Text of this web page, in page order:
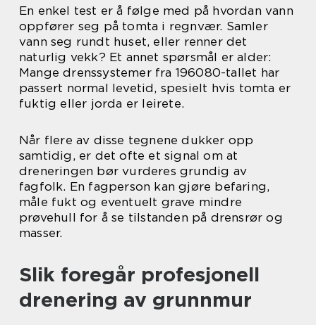
En enkel test er å følge med på hvordan vann
oppfører seg på tomta i regnvær. Samler
vann seg rundt huset, eller renner det
naturlig vekk? Et annet spørsmål er alder:
Mange drenssystemer fra 196080-tallet har
passert normal levetid, spesielt hvis tomta er
fuktig eller jorda er leirete.
Når flere av disse tegnene dukker opp
samtidig, er det ofte et signal om at
dreneringen bør vurderes grundig av
fagfolk. En fagperson kan gjøre befaring,
måle fukt og eventuelt grave mindre
prøvehull for å se tilstanden på drensrør og
masser.
Slik foregår profesjonell
drenering av grunnmur